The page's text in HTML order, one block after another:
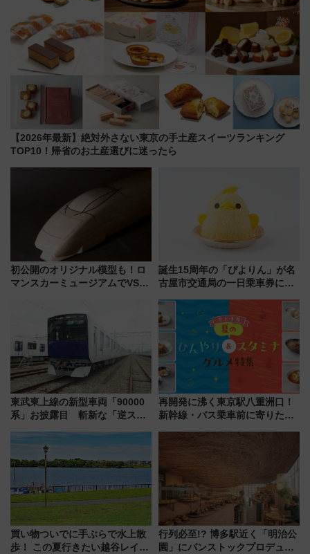
【2026年最新】絶対外さない東京の手土産スイーツランキング
TOP10！帰省のお土産選びに迷ったら
初公開のオリジナル模型も！ロ
マンスカーミュージアムでVSE
誕生15周年の「ぴよりん」が名
古屋市交通局の一日乗車券に！
定1万5000枚】
東武東上線の新型車両「90000
系」お披露目 斬新な「逆スラ
放的な車内空間に注目、デビュ
ーは9月
再開発に沸く東京駅八重洲口！
新幹線・バス乗車前に寄りたい
買い物ついでに手ぶらで水上散
歩！ この夏行きたい越谷レイク
行列必至!? 博多駅近く「明治公
園」にパンストックプロデュー